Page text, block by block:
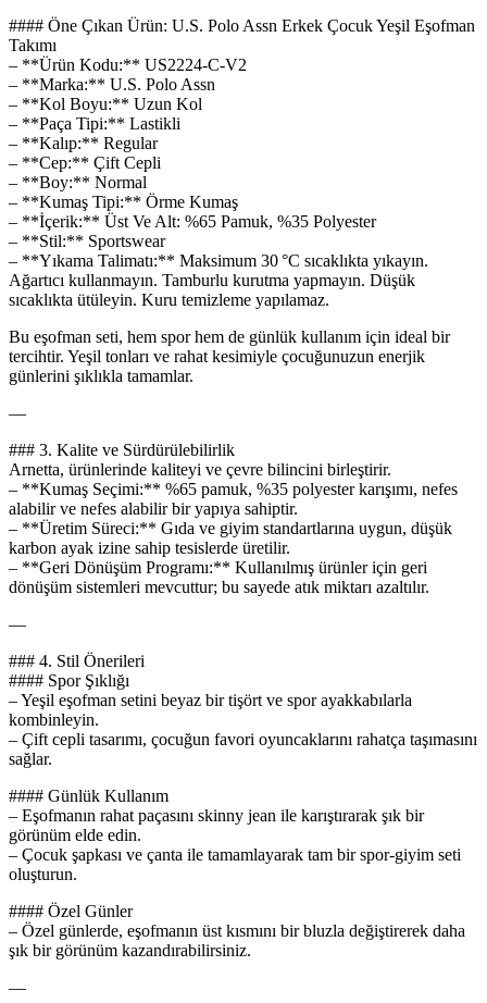
#### Öne Çıkan Ürün: U.S. Polo Assn Erkek Çocuk Yeşil Eşofman
Takımı
– **Ürün Kodu:** US2224-C-V2
– **Marka:** U.S. Polo Assn
– **Kol Boyu:** Uzun Kol
– **Paça Tipi:** Lastikli
– **Kalıp:** Regular
– **Cep:** Çift Cepli
– **Boy:** Normal
– **Kumaş Tipi:** Örme Kumaş
– **İçerik:** Üst Ve Alt: %65 Pamuk, %35 Polyester
– **Stil:** Sportswear
– **Yıkama Talimatı:** Maksimum 30 °C sıcaklıkta yıkayın.
Ağartıcı kullanmayın. Tamburlu kurutma yapmayın. Düşük
sıcaklıkta ütüleyin. Kuru temizleme yapılamaz.
Bu eşofman seti, hem spor hem de günlük kullanım için ideal bir
tercihtir. Yeşil tonları ve rahat kesimiyle çocuğunuzun enerjik
günlerini şıklıkla tamamlar.
—
### 3. Kalite ve Sürdürülebilirlik
Arnetta, ürünlerinde kaliteyi ve çevre bilincini birleştirir.
– **Kumaş Seçimi:** %65 pamuk, %35 polyester karışımı, nefes
alabilir ve nefes alabilir bir yapıya sahiptir.
– **Üretim Süreci:** Gıda ve giyim standartlarına uygun, düşük
karbon ayak izine sahip tesislerde üretilir.
– **Geri Dönüşüm Programı:** Kullanılmış ürünler için geri
dönüşüm sistemleri mevcuttur; bu sayede atık miktarı azaltılır.
—
### 4. Stil Önerileri
#### Spor Şıklığı
– Yeşil eşofman setini beyaz bir tişört ve spor ayakkabılarla
kombinleyin.
– Çift cepli tasarımı, çocuğun favori oyuncaklarını rahatça taşımasını
sağlar.
#### Günlük Kullanım
– Eşofmanın rahat paçasını skinny jean ile karıştırarak şık bir
görünüm elde edin.
– Çocuk şapkası ve çanta ile tamamlayarak tam bir spor-giyim seti
oluşturun.
#### Özel Günler
– Özel günlerde, eşofmanın üst kısmını bir bluzla değiştirerek daha
şık bir görünüm kazandırabilirsiniz.
—